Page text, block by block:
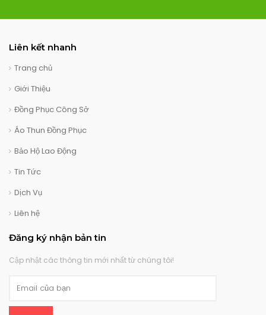
Liên kết nhanh
Trang chủ
Giới Thiệu
Đồng Phục Công Sở
Áo Thun Đồng Phục
Bảo Hộ Lao Động
Tin Tức
Dịch Vụ
Liên hệ
Đăng ký nhận bản tin
Cập nhật các thông tin mới nhất từ chúng tôi!